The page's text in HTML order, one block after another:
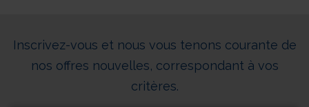
Inscrivez-vous et nous vous tenons courante de
nos offres nouvelles, correspondant à vos
critères.